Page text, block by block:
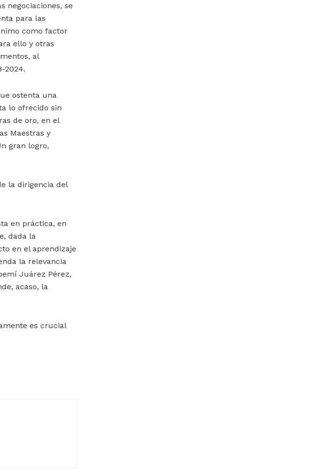
negociaciones, se
para las
como factor
ello y otras
al
2024.
ostenta una
lo ofrecido sin
de oro, en el
Maestras y
gran logro,
la dirigencia del
en práctica, en
dada la
en el aprendizaje
la relevancia
Juárez Pérez,
acaso, la
es crucial